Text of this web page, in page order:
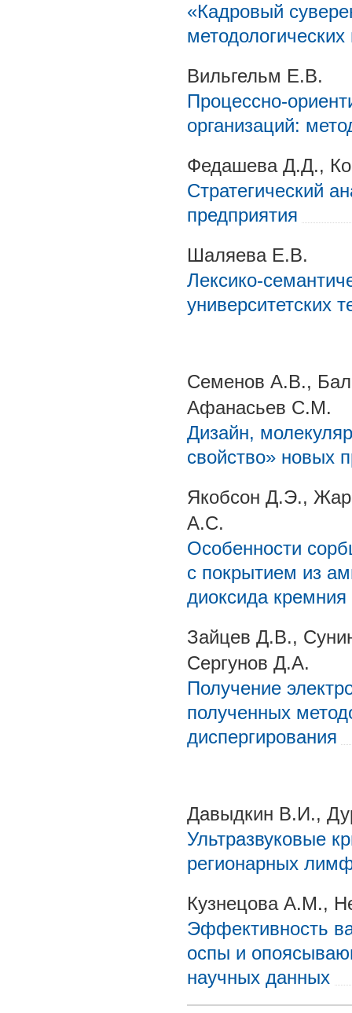
«Кадровый
Вильгельм Е.В.
Процессно-
организаций:
Федашева Д.Д.,
Стратегический
предприятия
Шаляева Е.В.
Лексико-
университетских
Семенов А.В.,
Афанасьев С.М.
Дизайн,
свойство» новых
Якобсон Д.Э.,
А.С.
Особенности
с покрытием из
диоксида
Зайцев Д.В.,
Сергунов Д.А.
Получение
полученных
диспергирования
Давыдкин В.И.,
Ультразвуковые
регионарных
Кузнецова А.М.,
Эффективность
оспы и
научных данных